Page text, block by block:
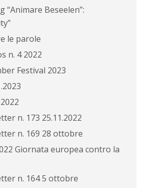
“Animare Beseelen”:
le parole
n. 4 2022
Festival 2023
n. 173 25.11.2022
n. 169 28 ottobre
Giornata europea contro la
n. 164 5 ottobre